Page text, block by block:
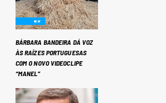
BÁRBARA BANDEIRA DÁ VOZ
ÀS RAÍZES PORTUGUESAS
COM O NOVO VIDEOCLIPE
“MANEL”